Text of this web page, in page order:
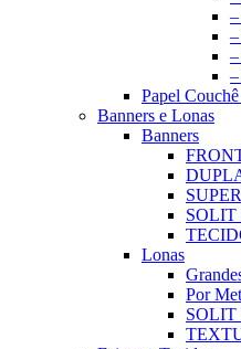
Papel
Banners e Lonas
Banners
SOLIT
Lonas
Por
SOLIT